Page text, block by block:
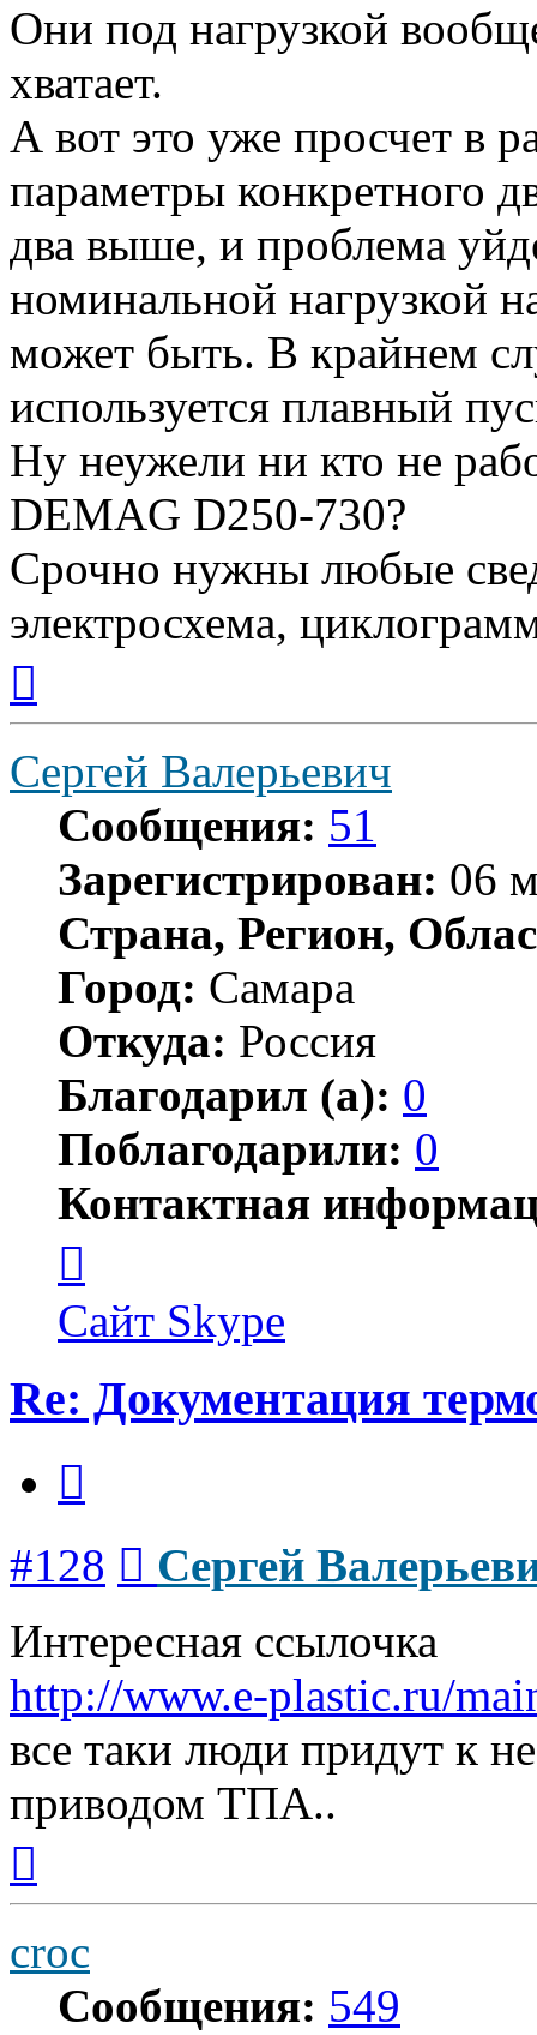
Они под нагрузкой
хватает.
А вот это уже просчет в
параметры конкретного
два выше, и проблема
номинальной нагрузкой
может быть. В крайнем
используется плавный
Ну неужели ни кто не
DEMAG D250-730?
Срочно нужны любые
электросхема,
началу
Сергей Валерьевич
Сообщения: 51
Зарегистрирован: 06
Страна, Регион,
Город: Самара
Откуда: Россия
Благодарил (а): 0
Поблагодарили: 0
Контактная
пользователя
Сергей
Валерьевич
Сайт Skype
Re: Документация
#128
Сергей
Интересная ссылочка
http://www.e-plastic.ru/
все таки люди придут к
приводом ТПА..
началу
croc
Сообщения: 549